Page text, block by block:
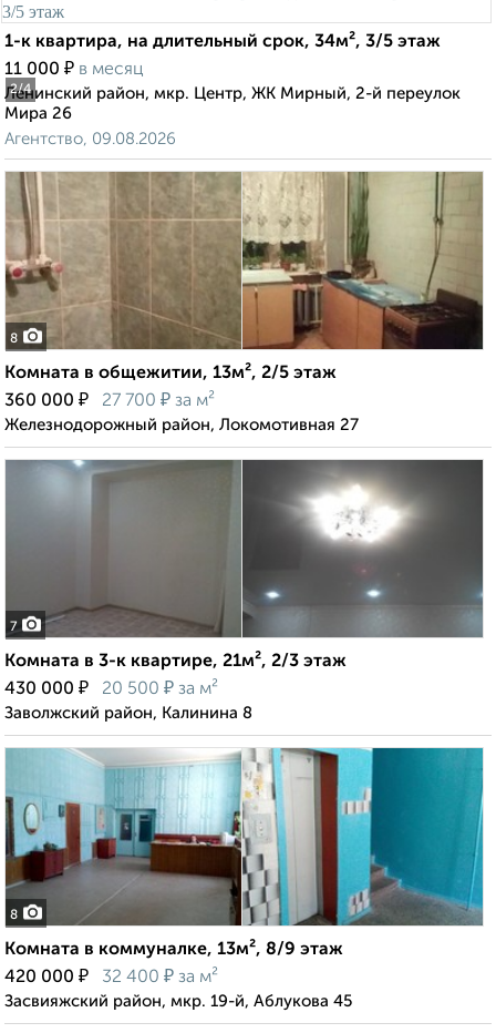
2/4
1-к квартира, на длительный срок, 34м², 3/5 этаж
11 000 ₽ в месяц
Ленинский район, мкр. Центр, ЖК Мирный, 2-й переулок
Мира 26
Агентство, 09.08.2026
8
Комната в общежитии, 13м², 2/5 этаж
360 000 ₽ 27 700 ₽ за м²
Железнодорожный район, Локомотивная 27
7
Комната в 3-к квартире, 21м², 2/3 этаж
430 000 ₽ 20 500 ₽ за м²
Заволжский район, Калинина 8
8
Комната в коммуналке, 13м², 8/9 этаж
420 000 ₽ 32 400 ₽ за м²
Засвияжский район, мкр. 19-й, Аблукова 45